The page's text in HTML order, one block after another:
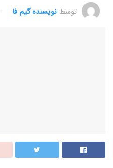
توسط نویسنده گیم فا